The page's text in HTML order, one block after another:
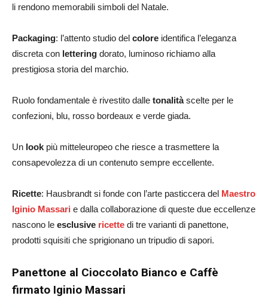
li rendono memorabili simboli del Natale.
Packaging: l’attento studio del colore identifica l’eleganza
discreta con lettering dorato, luminoso richiamo alla
prestigiosa storia del marchio.
Ruolo fondamentale è rivestito dalle tonalitàscelte per le
confezioni, blu, rosso bordeaux e verde giada.
Un look più mitteleuropeo che riesce a trasmettere la
consapevolezza di un contenuto sempre eccellente.
Ricette: Hausbrandt si fonde con l’arte pasticcera del Maestro
Iginio Massari e dalla collaborazione di queste due eccellenze
nascono le esclusive ricette di tre varianti di panettone,
prodotti squisiti che sprigionano un tripudio di sapori.
Panettone al Cioccolato Bianco e Caffè
firmato Iginio Massari